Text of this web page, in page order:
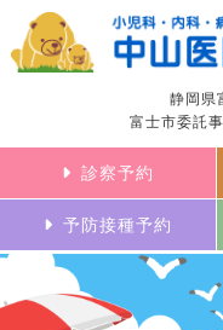
静岡県
富士市委託
診察予約
予防接種予約